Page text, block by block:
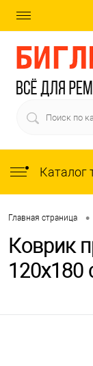
Каталог
Главная страница •
Коврик
120x180